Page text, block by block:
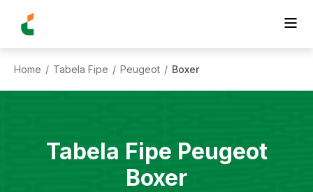
Home / Tabela Fipe / Peugeot / Boxer
Tabela Fipe Peugeot
Boxer